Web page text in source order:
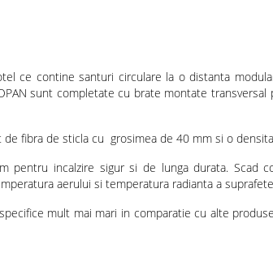
ce contine santuri circulare la o distanta
sunt completate cu brate montate
fibra de sticla cu grosimea de 40 mm si o
pentru incalzire sigur si de lunga durata. Scad
aerului si temperatura radianta a
mult mai mari in comparatie cu alte